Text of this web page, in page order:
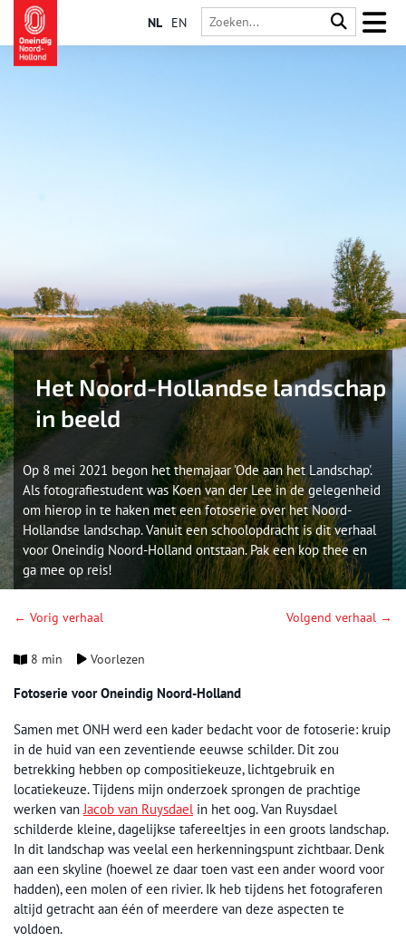
NL EN
Het Noord-Hollandse landschap
in beeld
Op 8 mei 2021 begon het themajaar 'Ode aan het Landschap'.
Als fotografiestudent was Koen van der Lee in de gelegenheid
om hierop in te haken met een fotoserie over het Noord-
Hollandse landschap. Vanuit een schoolopdracht is dit verhaal
voor Oneindig Noord-Holland ontstaan. Pak een kop thee en
ga mee op reis!
← Vorig verhaal Volgend verhaal →
8 min Voorlezen
Fotoserie voor Oneindig Noord-Holland
Samen met ONH werd een kader bedacht voor de fotoserie: kruip
in de huid van een zeventiende eeuwse schilder. Dit zou
betrekking hebben op compositiekeuze, lichtgebruik en
locatiekeuze. Tijdens mijn onderzoek sprongen de prachtige
werken vanJacob van Ruysdaelin het oog. Van Ruysdael
schilderde kleine, dagelijkse tafereeltjes in een groots landschap.
In dit landschap was veelal een herkenningspunt zichtbaar. Denk
aan een skyline (hoewel ze daar toen vast een ander woord voor
hadden), een molen of een rivier. Ik heb tijdens het fotograferen
altijd getracht aan één of meerdere van deze aspecten te
voldoen.